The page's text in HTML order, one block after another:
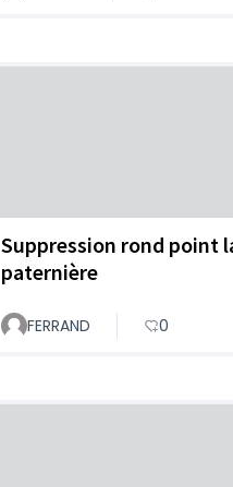
Suppression rond point
paternière
FERRAND 0